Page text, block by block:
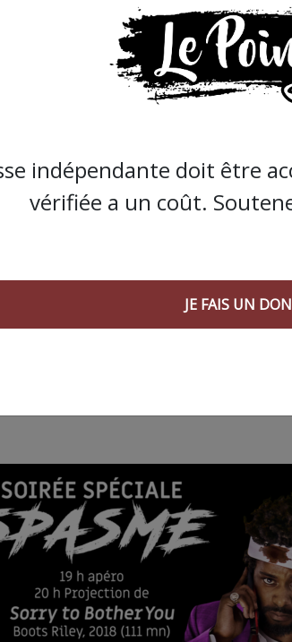
que la presse indépendante doit
engagée et de qualité nécessite du
de Bolloré et de ses amis… Pourvu
JE FAIS UN DON
indépendante doit être
vérifiée a un coût.
JE FAIS UN DON